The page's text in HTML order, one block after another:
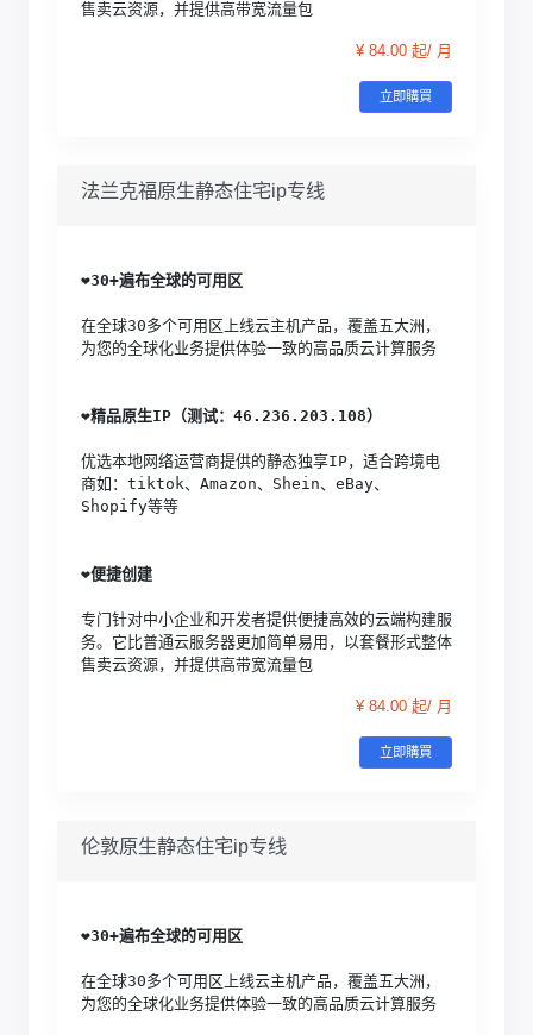
售卖云资源，并提供高带宽流量包
¥ 84.00 起/ 月
立即購買
法兰克福原生静态住宅ip专线
❤️30+遍布全球的可用区
在全球30多个可用区上线云主机产品，覆盖五大洲，
为您的全球化业务提供体验一致的高品质云计算服务
❤️精品原生IP（测试：46.236.203.108）
优选本地网络运营商提供的静态独享IP，适合跨境电
商如：tiktok、Amazon、Shein、eBay、
Shopify等等
❤️便捷创建
专门针对中小企业和开发者提供便捷高效的云端构建服
务。它比普通云服务器更加简单易用，以套餐形式整体
售卖云资源，并提供高带宽流量包
¥ 84.00 起/ 月
立即購買
伦敦原生静态住宅ip专线
❤️30+遍布全球的可用区
在全球30多个可用区上线云主机产品，覆盖五大洲，
为您的全球化业务提供体验一致的高品质云计算服务